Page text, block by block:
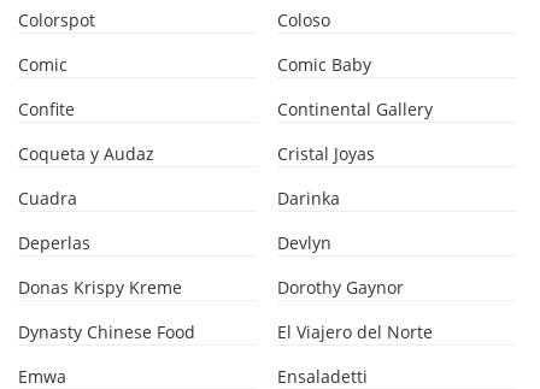
Colorspot
Coloso
Comic
Comic Baby
Confite
Continental Gallery
Coqueta y Audaz
Cristal Joyas
Cuadra
Darinka
Deperlas
Devlyn
Donas Krispy Kreme
Dorothy Gaynor
Dynasty Chinese Food
El Viajero del Norte
Emwa
Ensaladetti